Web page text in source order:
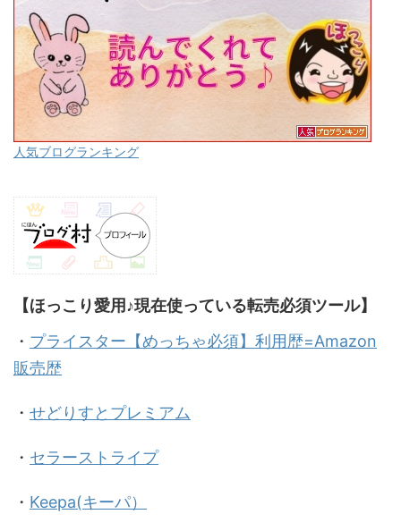
人気ブログランキング
【ほっこり愛用♪現在使っている転売必須ツール】
・ プライスター【めっちゃ必須】利用歴=Amazon
販売歴
・ せどりすとプレミアム
・ セラーストライプ
・ Keepa(キーパ）